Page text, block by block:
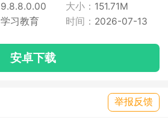
9.8.8.0.00 大小： 151.71M
学习教育 时间： 2026-07-13
安卓下载
举报反馈